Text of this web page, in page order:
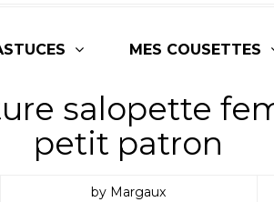
MES COUSETTES
salopette
petit patron
by Margaux